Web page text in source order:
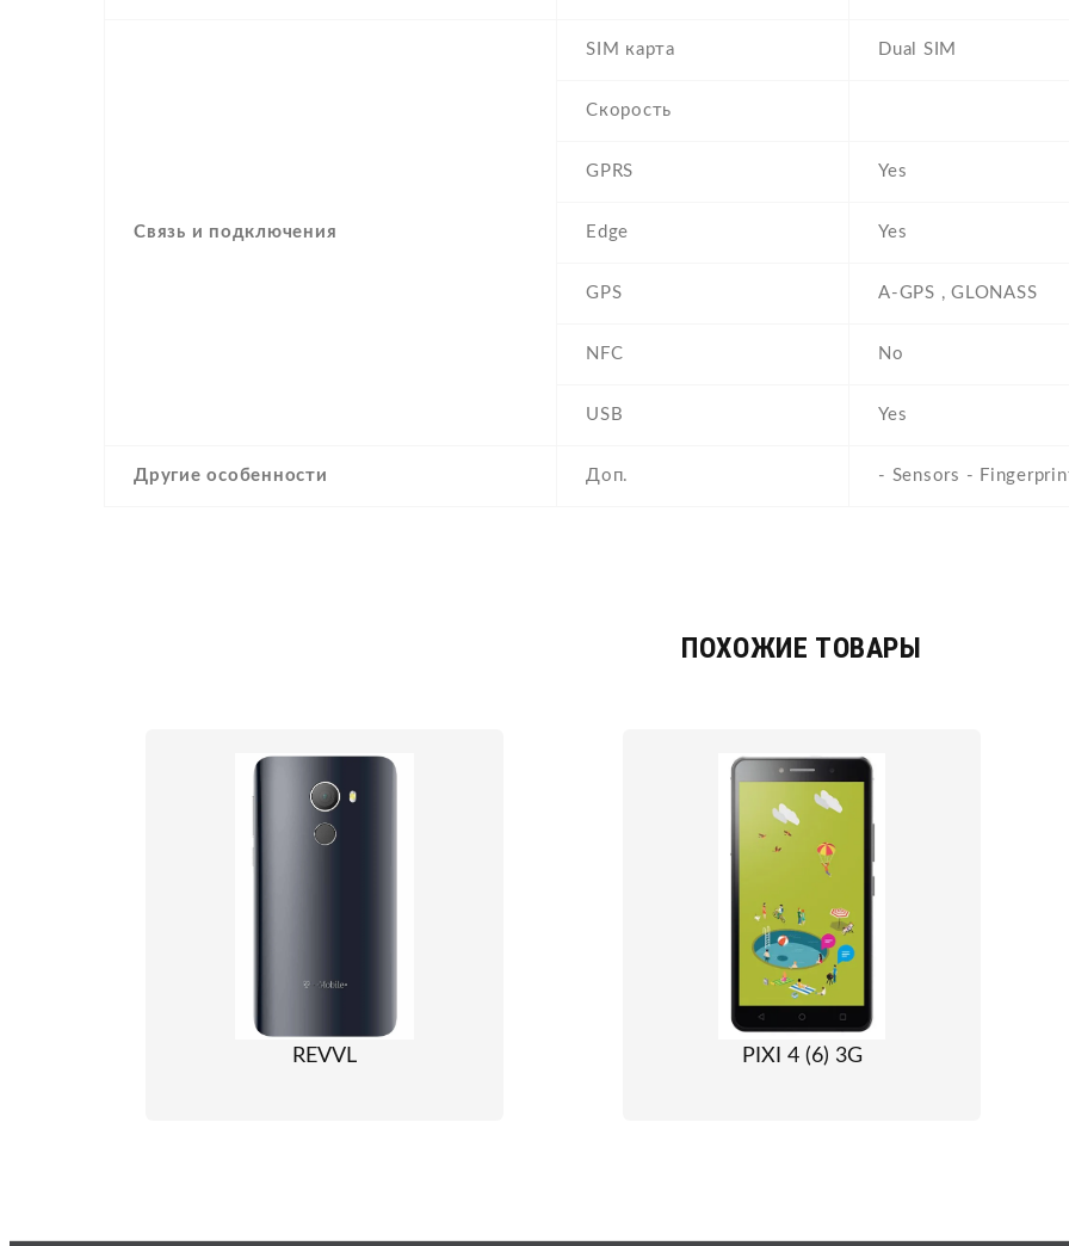
Связь и подключения
SIM карта Dual SIM
Скорость
GPRS Yes
Edge Yes
GPS A-GPS , GLONASS
NFC No
USB Yes
Другие особенности Доп. - Sensors -
ПОХОЖИЕ ТОВАРЫ
REVVL PIXI 4 (6) 3G